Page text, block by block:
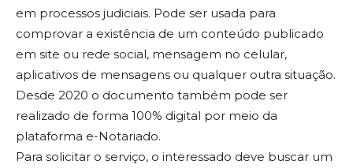
em processos judiciais. Pode ser usada para
comprovar a existência de um conteúdo publicado
em site ou rede social, mensagem no celular,
aplicativos de mensagens ou qualquer outra situação.
Desde 2020 o documento também pode ser
realizado de forma 100% digital por meio da
plataforma e-Notariado.
Para solicitar o serviço, o interessado deve buscar um